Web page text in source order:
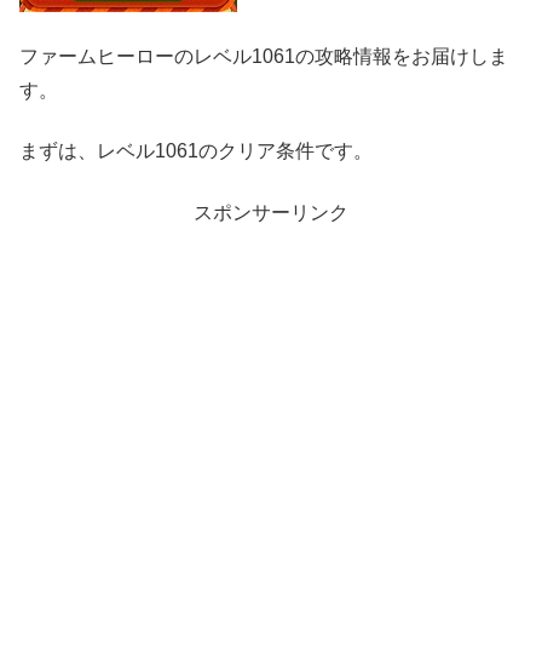
ファームヒーローのレベル1061の攻略情報をお届けしま
す。
まずは、レベル1061のクリア条件です。
スポンサーリンク